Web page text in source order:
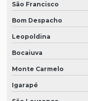
São Francisco
Bom Despacho
Leopoldina
Bocaiuva
Monte Carmelo
Igarapé